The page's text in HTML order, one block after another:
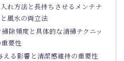
れ方法と長持ちさせるメンテナ
風水の両立法
除頻度と具体的な清掃テクニッ
要性
える影響と清潔感維持の重要性